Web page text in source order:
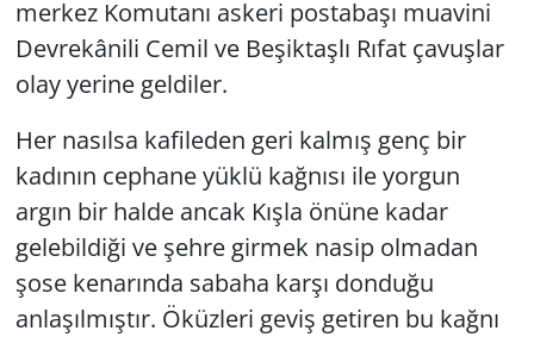
merkez Komutanı askeri postabaşı muavini
Devrekânili Cemil ve Beşiktaşlı Rıfat çavuşlar
olay yerine geldiler.
Her nasılsa kafileden geri kalmış genç bir
kadının cephane yüklü kağnısı ile yorgun
argın bir halde ancak Kışla önüne kadar
gelebildiği ve şehre girmek nasip olmadan
şose kenarında sabaha karşı donduğu
anlaşılmıştır. Öküzleri geviş getiren bu kağnı